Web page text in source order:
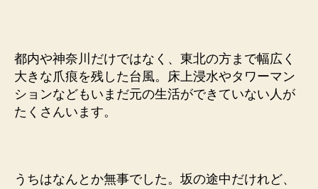
す
よ
う
に。
都内や神奈川だけではなく、東北の方まで幅広く
大きな爪痕を残した台風。床上浸水やタワーマン
ションなどもいまだ元の生活ができていない人が
たくさんいます。
うちはなんとか無事でした。坂の途中だけれど、